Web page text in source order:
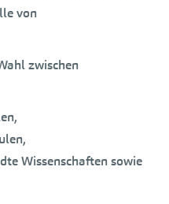
von
zwischen
Wissenschaften sowie